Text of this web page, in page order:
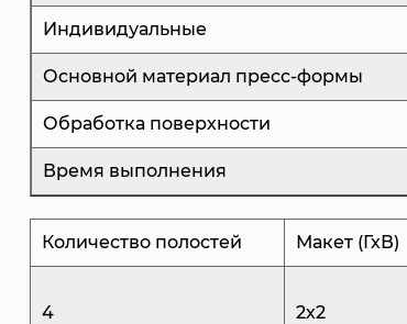
Индивидуальные
Основной материал пресс-формы
Обработка поверхности
Время выполнения
Количество полостей Макет (ГхВ)
4 2х2